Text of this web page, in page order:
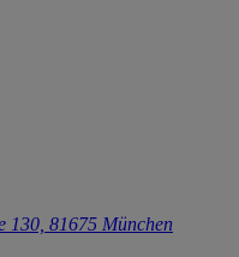
130, 81675 München